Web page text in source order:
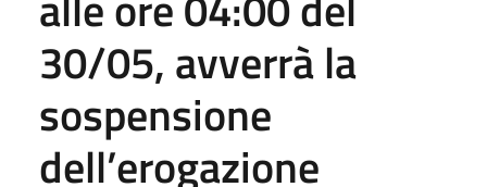
30/05, avverrà la
sospensione
dell’erogazione